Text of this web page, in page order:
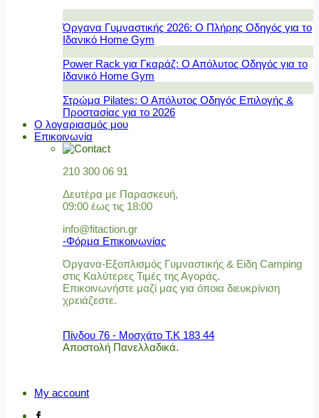
Όργανα Γυμναστικής 2026: Ο Πλήρης Οδηγός για το
Ιδανικό Home Gym
Power Rack για Γκαράζ: Ο Απόλυτος Οδηγός για το
Ιδανικό Home Gym
Στρώμα Pilates: Ο Απόλυτος Οδηγός Επιλογής &
Προστασίας για το 2026
Ο λογαριασμός μου
Επικοινωνία
210 300 06 91
Δευτέρα με Παρασκευή,
09:00 έως τις 18:00
info@fitaction.gr
-Φόρμα Επικοινωνίας
Όργανα-Εξοπλισμός Γυμναστικής & Είδη Camping
στις Καλύτερες Τιμές της Αγοράς.
Επικοινωνήστε μαζί μας για όποια διευκρίνιση
χρειάζεστε.
Πίνδου 76 - Μοσχάτο Τ.Κ 183 44
Αποστολή Πανελλαδικά.
My account